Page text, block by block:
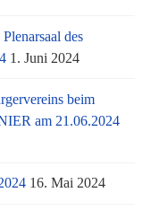
des
1. Juni 2024
beim
am 21.06.2024
16. Mai 2024